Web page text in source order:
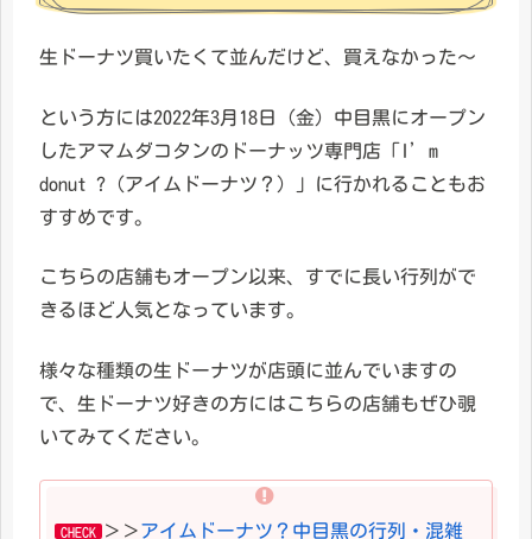
生ドーナツ買いたくて並んだけど、買えなかった～
という方には2022年3月18日（金）中目黒にオープン
したアマムダコタンのドーナッツ専門店「I’m
donut ?（アイムドーナツ？）」に行かれることもお
すすめです。
こちらの店舗もオープン以来、すでに長い行列がで
きるほど人気となっています。
様々な種類の生ドーナツが店頭に並んでいますの
で、生ドーナツ好きの方にはこちらの店舗もぜひ覗
いてみてください。
CHECK ＞＞アイムドーナツ？中目黒の行列・混雑